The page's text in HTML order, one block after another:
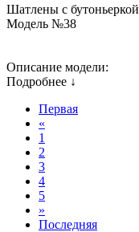
Шатлены с бутоньеркой
Модель №38
Описание модели:
Подробнее ↓
Первая
«
1
2
3
4
5
»
Последняя